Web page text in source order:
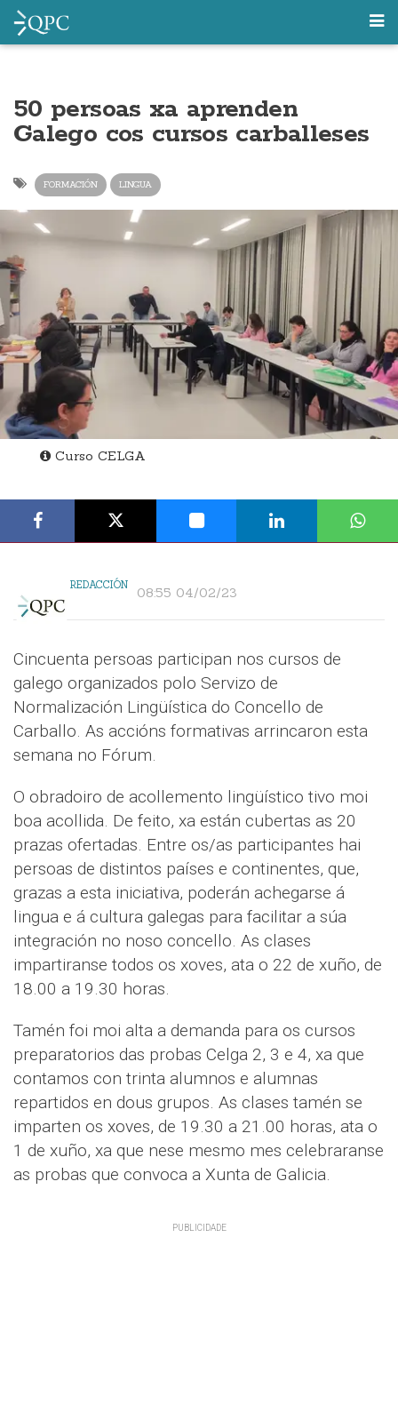
50 persoas xa aprenden
Galego cos cursos carballeses
FORMACIÓN LINGUA
Curso CELGA
REDACCIÓN 08:55 04/02/23
Cincuenta persoas participan nos cursos de
galego organizados polo Servizo de
Normalización Lingüística do Concello de
Carballo. As accións formativas arrincaron esta
semana no Fórum.
O obradoiro de acollemento lingüístico tivo moi
boa acollida. De feito, xa están cubertas as 20
prazas ofertadas. Entre os/as participantes hai
persoas de distintos países e continentes, que,
grazas a esta iniciativa, poderán achegarse á
lingua e á cultura galegas para facilitar a súa
integración no noso concello. As clases
impartiranse todos os xoves, ata o 22 de xuño, de
18.00 a 19.30 horas.
Tamén foi moi alta a demanda para os cursos
preparatorios das probas Celga 2, 3 e 4, xa que
contamos con trinta alumnos e alumnas
repartidos en dous grupos. As clases tamén se
imparten os xoves, de 19.30 a 21.00 horas, ata o
1 de xuño, xa que nese mesmo mes celebraranse
as probas que convoca a Xunta de Galicia.